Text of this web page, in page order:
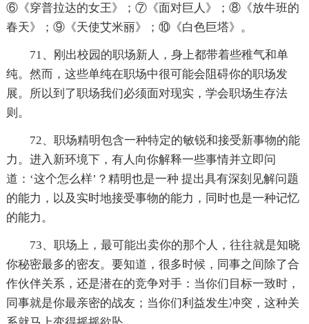
⑥《穿普拉达的女王》；⑦《面对巨人》；⑧《放牛班的
春天》；⑨《天使艾米丽》；⑩《白色巨塔》。
71、刚出校园的职场新人，身上都带着些稚气和单
纯。然而，这些单纯在职场中很可能会阻碍你的职场发
展。所以到了职场我们必须面对现实，学会职场生存法
则。
72、职场精明包含一种特定的敏锐和接受新事物的能
力。进入新环境下，有人向你解释一些事情并立即问
道：‘这个怎么样’？精明也是一种 提出具有深刻见解问题
的能力，以及实时地接受事物的能力，同时也是一种记忆
的能力。
73、职场上，最可能出卖你的那个人，往往就是知晓
你秘密最多的密友。要知道，很多时候，同事之间除了合
作伙伴关系，还是潜在的竞争对手：当你们目标一致时，
同事就是你最亲密的战友；当你们利益发生冲突，这种关